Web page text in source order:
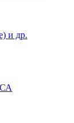
и др.